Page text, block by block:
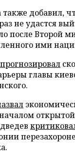
также добавил,
не удастся
после Второй
ими
прогнозировал
главы